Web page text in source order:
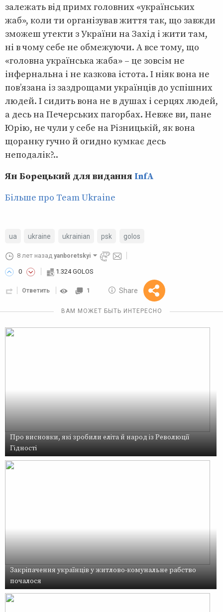
залежать від примх головних «українських
жаб», коли ти організував життя так, що завжди
зможеш утекти з України на Захід і жити там,
ні в чому себе не обмежуючи. А все тому, що
«головна українська жаба» – це зовсім не
інфернальна і не казкова істота. І ніяк вона не
пов’язана із заздрощами українців до успішних
людей. І сидить вона не в душах і серцях людей,
а десь на Печерських пагорбах. Невже ви, пане
Юрію, не чули у себе на Різницькій, як вона
щоранку гучно й огидно кумкає десь
неподалік?..
Ян Борецький для видання InfA
Більше про Team Ukraine
ua ukraine ukrainian psk golos
8 лет назад yanboretskyi
0 1.324 GOLOS
Ответить 1 Share
Reward
10 GOLOS
ВАМ МОЖЕТ БЫТЬ ИНТЕРЕСНО
Про висновки, які зробили еліта й народ із Революції
Гідності
Закріпачення українців у житлово-комунальне рабство
почалося